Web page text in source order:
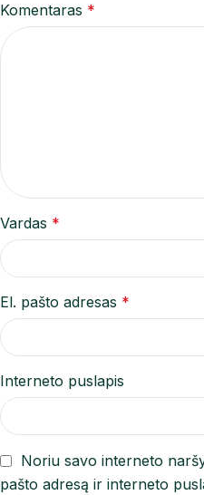
Komentaras *
Vardas *
El. pašto adresas *
Interneto puslapis
Noriu savo interneto
pašto adresą ir interneto